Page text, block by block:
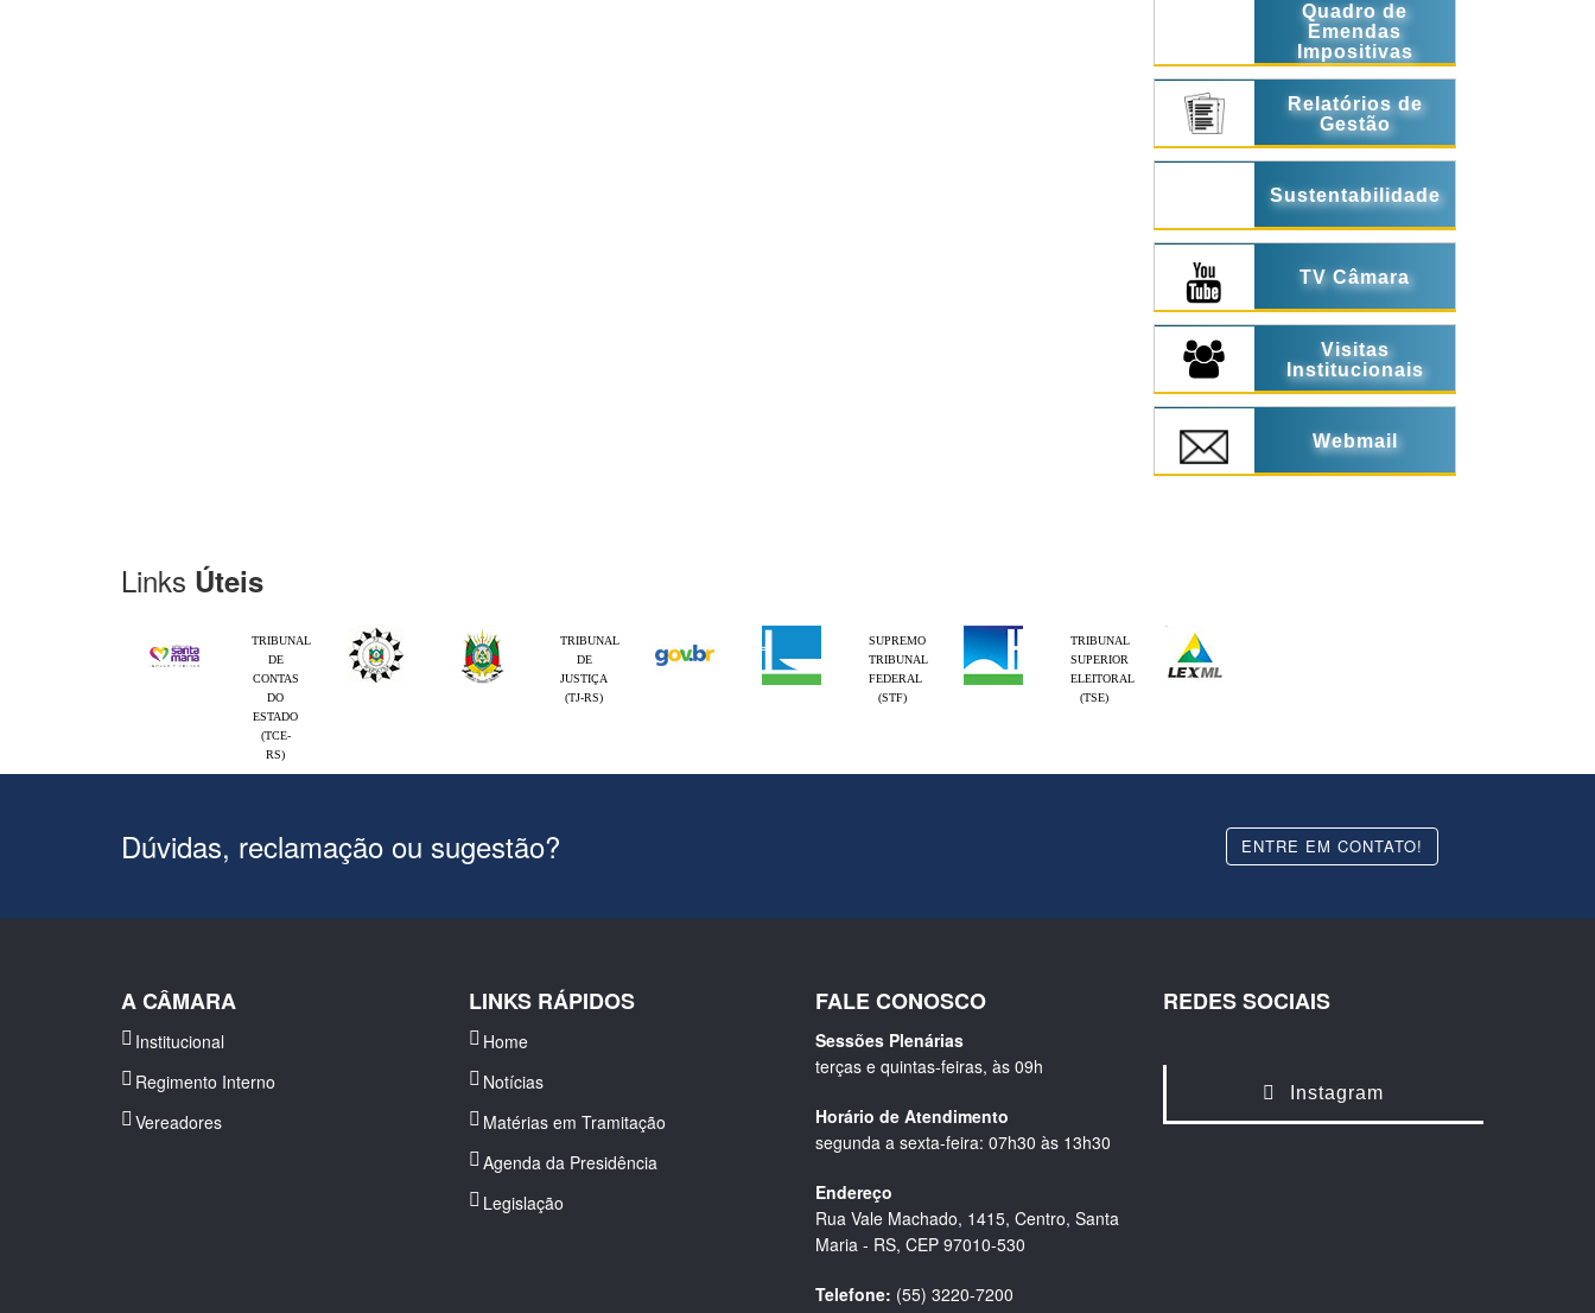
Quadro de
Emendas
Impositivas
Relatórios de
Gestão
Sustentabilidade
TV Câmara
Visitas
Institucionais
Webmail
Links Úteis
TRIBUNAL
DE
CONTAS
DO
ESTADO
(TCE-
RS)
TRIBUNAL
DE
JUSTIÇA
(TJ-RS)
SUPREMO
TRIBUNAL
FEDERAL
(STF)
TRIBUNAL
SUPERIOR
ELEITORAL
(TSE)
Dúvidas, reclamação ou sugestão? ENTRE EM CONTATO!
A CÂMARA
Institucional
Regimento Interno
Vereadores
LINKS RÁPIDOS
Home
Notícias
Matérias em Tramitação
Agenda da Presidência
Legislação
FALE CONOSCO
Sessões Plenárias
terças e quintas-feiras, às 09h
Horário de Atendimento
segunda a sexta-feira: 07h30 às 13h30
Endereço
Rua Vale Machado, 1415, Centro, Santa
Maria - RS, CEP 97010-530
Telefone: (55) 3220-7200
REDES SOCIAIS
Instagram